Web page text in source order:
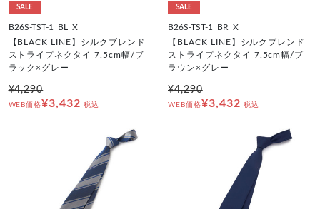
SALE
B26S-TST-1_BL_X
【BLACK LINE】シルクブレンド
ストライプネクタイ 7.5cm幅/ブ
ラック×グレー
¥4,290
WEB価格¥3,432 税込
SALE
B26S-TST-1_BR_X
【BLACK LINE】シルクブレンド
ストライプネクタイ 7.5cm幅/ブ
ラウン×グレー
¥4,290
WEB価格¥3,432 税込